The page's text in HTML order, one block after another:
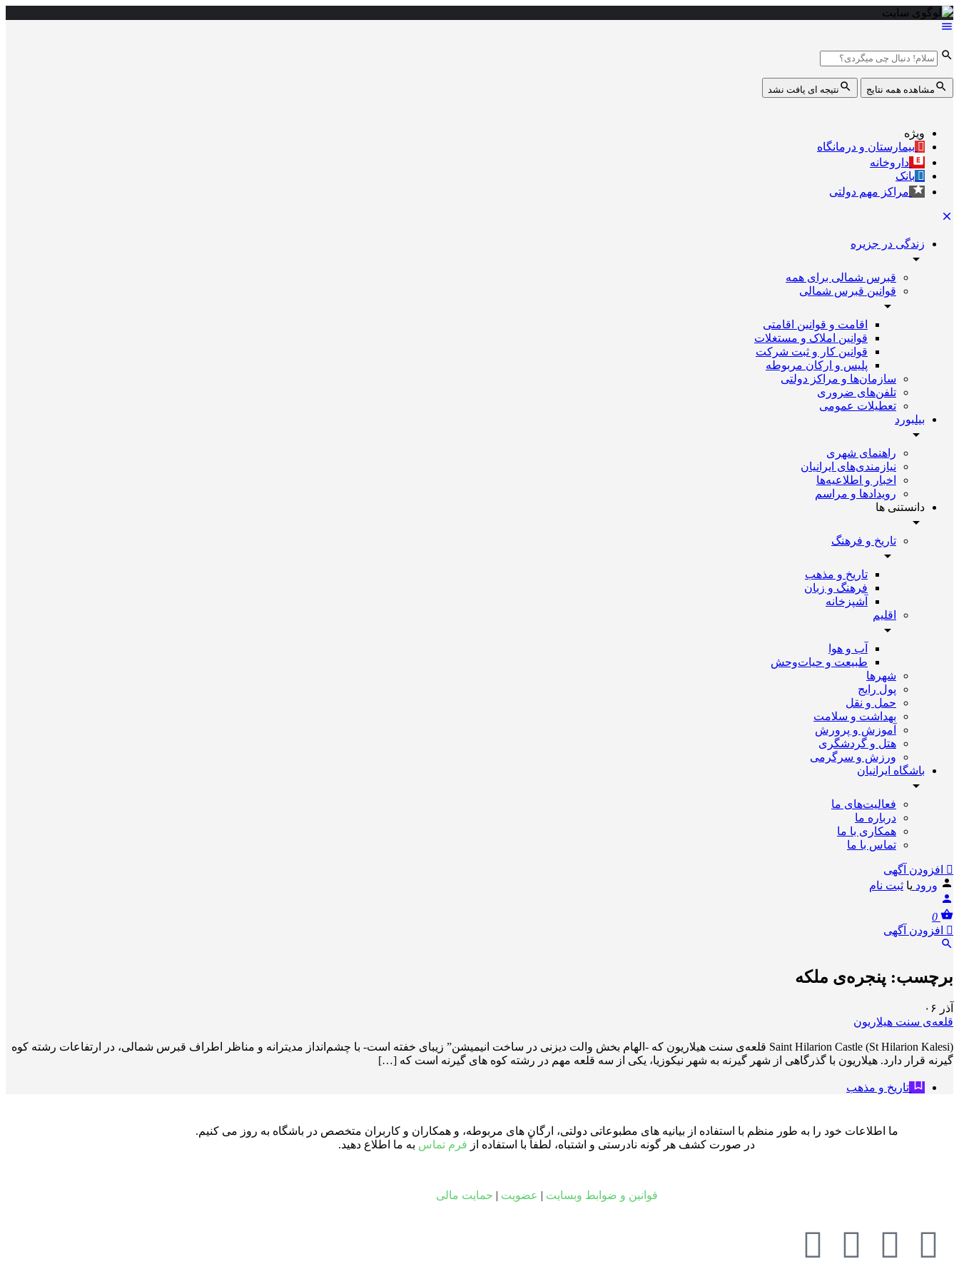
مشاهده همه نتایج نتیجه ای یافت نشد
ویژه
بیمارستان و درمانگاه
داروخانه
بانک
مراکز مهم دولتی
زندگی در جزیره
قبرس شمالی برای همه
قوانین قبرس شمالی
اقامت و قوانین اقامتی
قوانین املاک و مستغلات
قوانین کار و ثبت شرکت
پلیس و ارکان مربوطه
سازمان‌ها و مراکز دولتی
تلفن‌های ضروری
تعطیلات عمومی
بیلبورد
راهنمای شهری
نیازمندی‌های ایرانیان
اخبار و اطلاعیه‌ها
رویداد‌ها و مراسم
دانستنی ها
تاریخ و فرهنگ
تاریخ و مذهب
فرهنگ و زبان
آشپزخانه
اقلیم
آب و هوا
طبیعت و حیات‌وحش
شهرها
پول رایج
حمل و نقل
بهداشت و سلامت
آموزش و پرورش
هتل و گردشگری
ورزش و سرگرمی
باشگاه ایرانیان
فعالیت‌های ما
درباره ما
همکاری با ما
تماس با ما
افزودن آگهی
ورود یا ثبت نام
0
افزودن آگهی
برچسب: پنجره‌ی ملکه
آذر ۰۶
قلعه‌ی سنت هیلاریون
Saint Hilarion Castle (St Hilarion Kalesi) قلعه‌ی سنت هیلاریون که -الهام بخش والت دیزنی در ساخت انیمیشن” زیبای خفته است- با چشم‌انداز مدیترانه و مناظر اطراف قبرس شمالی، در ارتفاعات رشته‌ کوه
گیرنه قرار دارد. هیلاریون با گذرگاهی از شهر گیرنه به شهر نیکوزیا، یکی از سه قلعه مهم در رشته کوه های گیرنه است که […]
تاریخ و مذهب
ما اطلاعات خود را به طور منظم با استفاده از بیانیه های مطبوعاتی دولتی، ارگان های مربوطه، و همکاران و کاربران متخصص در باشگاه به روز می کنیم.
در صورت کشف هر گونه نادرستی و اشتباه، لطفاً با استفاده از فرم تماس به ما اطلاع دهید.
قوانین و ضوابط وبسایت | عضویت | حمایت مالی